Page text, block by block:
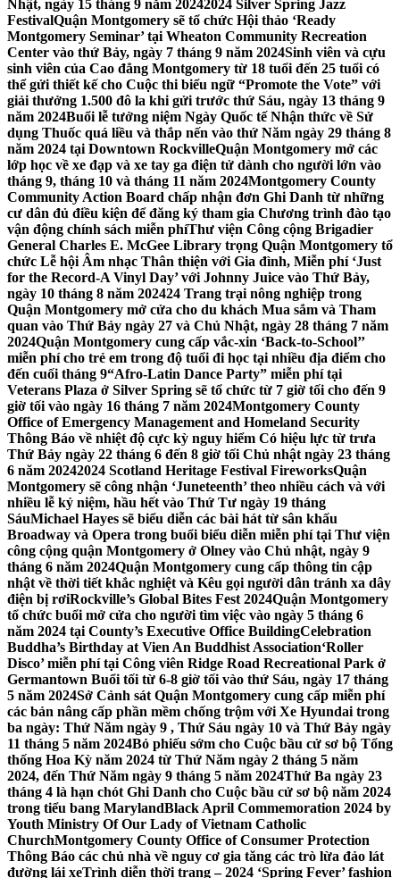
Nhật, ngày 15 tháng 9 năm 20242024 Silver Spring Jazz
FestivalQuận Montgomery sẽ tổ chức Hội thảo ‘Ready
Montgomery Seminar’ tại Wheaton Community Recreation
Center vào thứ Bảy, ngày 7 tháng 9 năm 2024Sinh viên và cựu
sinh viên của Cao đẳng Montgomery từ 18 tuổi đến 25 tuổi có
thể gửi thiết kế cho Cuộc thi biểu ngữ “Promote the Vote” với
giải thưởng 1.500 đô la khi gửi trước thứ Sáu, ngày 13 tháng 9
năm 2024Buổi lễ tưởng niệm Ngày Quốc tế Nhận thức về Sử
dụng Thuốc quá liều và thắp nến vào thứ Năm ngày 29 tháng 8
năm 2024 tại Downtown RockvilleQuận Montgomery mở các
lớp học về xe đạp và xe tay ga điện tử dành cho người lớn vào
tháng 9, tháng 10 và tháng 11 năm 2024Montgomery County
Community Action Board chấp nhận đơn Ghi Danh từ những
cư dân đủ điều kiện để đăng ký tham gia Chương trình đào tạo
vận động chính sách miễn phíThư viện Công cộng Brigadier
General Charles E. McGee Library trọng Quận Montgomery tổ
chức Lễ hội Âm nhạc Thân thiện với Gia đình, Miễn phí ‘Just
for the Record-A Vinyl Day’ với Johnny Juice vào Thứ Bảy,
ngày 10 tháng 8 năm 202424 Trang trại nông nghiệp trong
Quận Montgomery mở cửa cho du khách Mua sắm và Tham
quan vào Thứ Bảy ngày 27 và Chủ Nhật, ngày 28 tháng 7 năm
2024Quận Montgomery cung cấp vắc-xin ‘Back-to-School’’
miễn phí cho trẻ em trong độ tuổi đi học tại nhiều địa điểm cho
đến cuối tháng 9“Afro-Latin Dance Party” miễn phí tại
Veterans Plaza ở Silver Spring sẽ tổ chức từ 7 giờ tối cho đến 9
giờ tối vào ngày 16 tháng 7 năm 2024Montgomery County
Office of Emergency Management and Homeland Security
Thông Báo về nhiệt độ cực kỳ nguy hiểm Có hiệu lực từ trưa
Thứ Bảy ngày 22 tháng 6 đến 8 giờ tối Chủ nhật ngày 23 tháng
6 năm 20242024 Scotland Heritage Festival FireworksQuận
Montgomery sẽ công nhận ‘Juneteenth’ theo nhiều cách và với
nhiều lễ kỷ niệm, hầu hết vào Thứ Tư ngày 19 tháng
SáuMichael Hayes sẽ biểu diễn các bài hát từ sân khấu
Broadway và Opera trong buổi biểu diễn miễn phí tại Thư viện
công cộng quận Montgomery ở Olney vào Chủ nhật, ngày 9
tháng 6 năm 2024Quận Montgomery cung cấp thông tin cập
nhật về thời tiết khắc nghiệt và Kêu gọi người dân tránh xa dây
điện bị rơiRockville’s Global Bites Fest 2024Quận Montgomery
tổ chức buổi mở cửa cho người tìm việc vào ngày 5 tháng 6
năm 2024 tại County’s Executive Office BuildingCelebration
Buddha’s Birthday at Vien An Buddhist Association‘Roller
Disco’ miễn phí tại Công viên Ridge Road Recreational Park ở
Germantown Buổi tối từ 6-8 giờ tối vào thứ Sáu, ngày 17 tháng
5 năm 2024Sở Cảnh sát Quận Montgomery cung cấp miễn phí
các bản nâng cấp phần mềm chống trộm với Xe Hyundai trong
ba ngày: Thứ Năm ngày 9 , Thứ Sáu ngày 10 và Thứ Bảy ngày
11 tháng 5 năm 2024Bỏ phiếu sớm cho Cuộc bầu cử sơ bộ Tổng
thống Hoa Kỳ năm 2024 từ Thứ Năm ngày 2 tháng 5 năm
2024, đến Thứ Năm ngày 9 tháng 5 năm 2024Thứ Ba ngày 23
tháng 4 là hạn chót Ghi Danh cho Cuộc bầu cử sơ bộ năm 2024
trong tiểu bang MarylandBlack April Commemoration 2024 by
Youth Ministry Of Our Lady of Vietnam Catholic
ChurchMontgomery County Office of Consumer Protection
Thông Báo các chủ nhà về nguy cơ gia tăng các trò lừa đảo lát
đường lái xeTrình diễn thời trang – 2024 ‘Spring Fever’ fashion